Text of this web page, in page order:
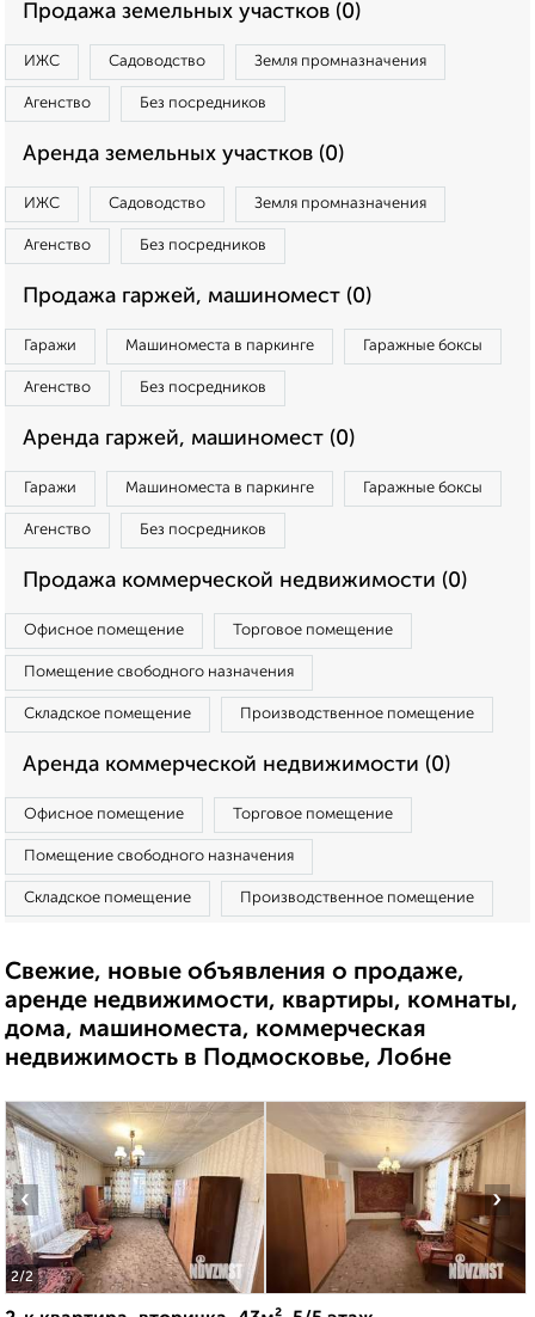
Продажа земельных участков (0)
ИЖС Садоводство Земля промназначения
Агенство Без посредников
Аренда земельных участков (0)
ИЖС Садоводство Земля промназначения
Агенство Без посредников
Продажа гаржей, машиномест (0)
Гаражи Машиноместа в паркинге Гаражные боксы
Агенство Без посредников
Аренда гаржей, машиномест (0)
Гаражи Машиноместа в паркинге Гаражные боксы
Агенство Без посредников
Продажа коммерческой недвижимости (0)
Офисное помещение Торговое помещение
Помещение свободного назначения
Складское помещение Производственное помещение
Аренда коммерческой недвижимости (0)
Офисное помещение Торговое помещение
Помещение свободного назначения
Складское помещение Производственное помещение
Свежие, новые объявления о продаже,
аренде недвижимости, квартиры, комнаты,
дома, машиноместа, коммерческая
недвижимость в Подмосковье, Лобне
2/2
‹ ›